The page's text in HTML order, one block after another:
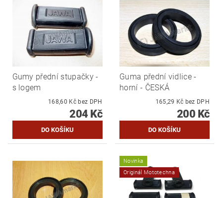
Gumy přední stupačky -
s logem
168,60 Kč bez DPH
204 Kč
Guma přední vidlice -
horní - ČESKÁ
165,29 Kč bez DPH
200 Kč
Novinka
Originál Mototechna